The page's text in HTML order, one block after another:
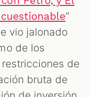
”
vio jalonado
de los
de
bruta de